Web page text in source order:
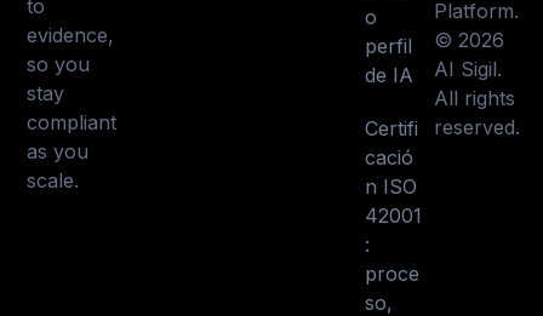
to
evidence,
so you
stay
compliant
as you
scale.
o
perfil
de IA
Certifi
cació
n ISO
42001
:
proce
so,
Platform.
© 2026
AI Sigil.
All rights
reserved.